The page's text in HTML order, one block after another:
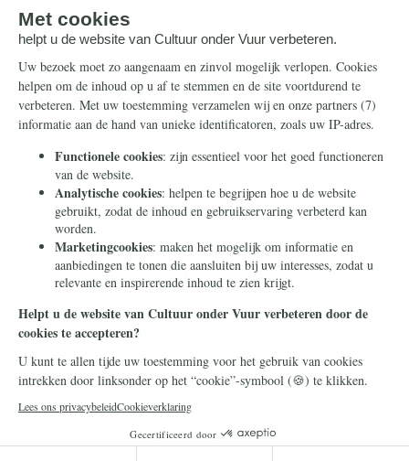
Steun ons
Nieuwsbrief
Eenmalig
Maandelijks
Periodiek
Nalaten
Zelf overschrijven
Info
Contact
Ontvang onze Telegram-
berichten
Privacy
© 2026 Stichting Civitas Christiana
Cookieverklaring
Privacy